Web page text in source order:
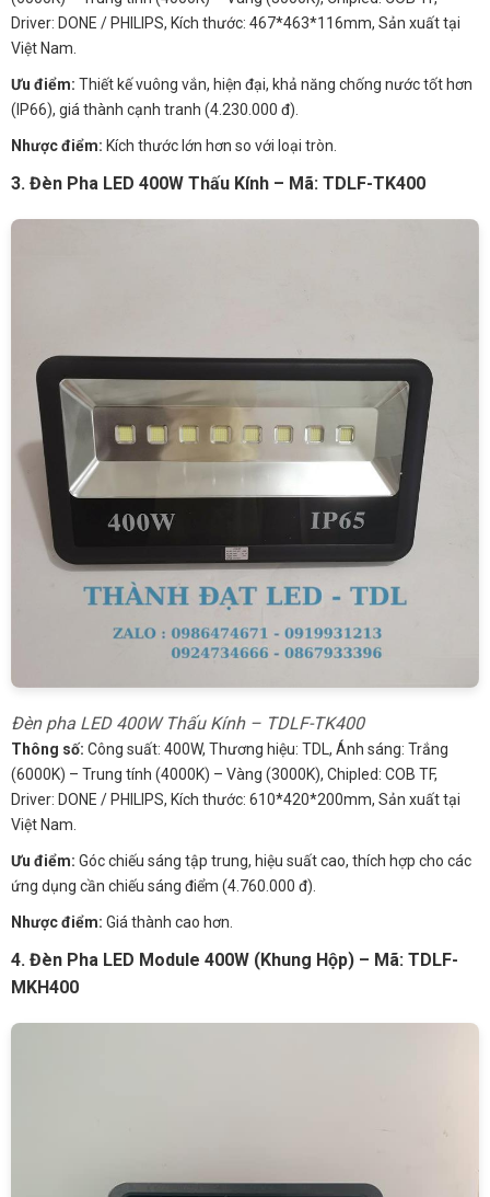
Driver: DONE / PHILIPS, Kích thước: 467*463*116mm, Sản xuất tại
Việt Nam.
Ưu điểm: Thiết kế vuông vắn, hiện đại, khả năng chống nước tốt hơn
(IP66), giá thành cạnh tranh (4.230.000 đ).
Nhược điểm: Kích thước lớn hơn so với loại tròn.
3. Đèn Pha LED 400W Thấu Kính – Mã: TDLF-TK400
Đèn pha LED 400W Thấu Kính – TDLF-TK400
Thông số: Công suất: 400W, Thương hiệu: TDL, Ánh sáng: Trắng
(6000K) – Trung tính (4000K) – Vàng (3000K), Chipled: COB TF,
Driver: DONE / PHILIPS, Kích thước: 610*420*200mm, Sản xuất tại
Việt Nam.
Ưu điểm: Góc chiếu sáng tập trung, hiệu suất cao, thích hợp cho các
ứng dụng cần chiếu sáng điểm (4.760.000 đ).
Nhược điểm: Giá thành cao hơn.
4. Đèn Pha LED Module 400W (Khung Hộp) – Mã: TDLF-
MKH400